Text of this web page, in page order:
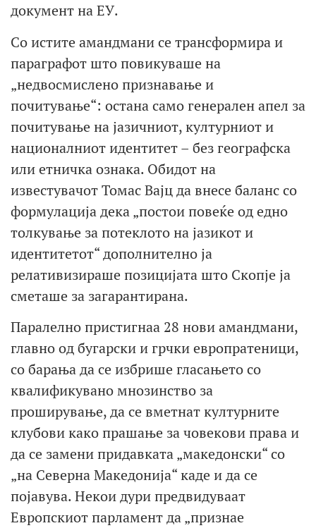
документ на ЕУ.
Со истите амандмани се трансформира и
параграфот што повикуваше на
„недвосмислено признавање и
почитување“: остана само генерален апел за
почитување на јазичниот, културниот и
националниот идентитет – без географска
или етничка ознака. Обидот на
известувачот Томас Вајц да внесе баланс со
формулација дека „постои повеќе од едно
толкување за потеклото на јазикот и
идентитетот“ дополнително ја
релативизираше позицијата што Скопје ја
сметаше за загарантирана.
Паралелно пристигнаа 28 нови амандмани,
главно од бугарски и грчки европратеници,
со барања да се избрише гласањето со
квалификувано мнозинство за
проширување, да се вметнат културните
клубови како прашање за човекови права и
да се замени придавката „македонски“ со
„на Северна Македонија“ каде и да се
појавува. Некои дури предвидуваат
Европскиот парламент да „признае